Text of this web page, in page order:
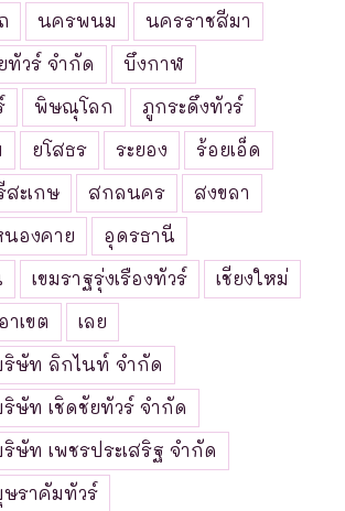
นครพนม
นครราชสีมา
ทัวร์ จำกัด
บึงกาฬ
พิษณุโลก
ภูกระดึงทัวร์
ยโสธร ระยอง
ร้อยเอ็ด
สะเกษ สกลนคร
สงขลา
องคาย
อุดรธานี
เขมราฐรุ่งเรืองทัวร์
เชียงใหม่
าเขต
เลย
ริษัท ลิกไนท์ จำกัด
ริษัท เชิดชัยทัวร์ จำกัด
ริษัท เพชรประเสริฐ จำกัด
ษราคัมทัวร์